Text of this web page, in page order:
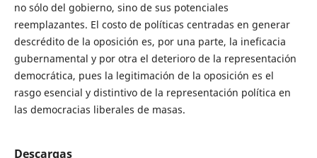
no sólo del gobierno, sino de sus potenciales
reemplazantes. El costo de políticas centradas en generar
descrédito de la oposición es, por una parte, la ineficacia
gubernamental y por otra el deterioro de la representación
democrática, pues la legitimación de la oposición es el
rasgo esencial y distintivo de la representación política en
las democracias liberales de masas.
Descargas